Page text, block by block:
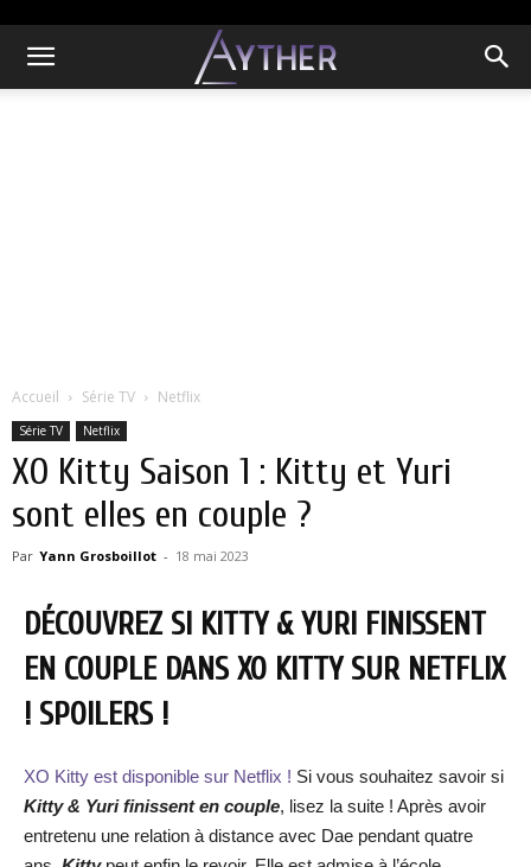
Accueil Série TV Netflix
Série TV Netflix
XO Kitty Saison 1 : Kitty et Yuri
sont elles en couple ?
Par Yann Grosboillot - 18 mai 2023
DÉCOUVREZ SI KITTY & YURI FINISSENT
EN COUPLE DANS XO KITTY SUR NETFLIX
! SPOILERS !
XO Kitty est disponible sur Netflix ! Si vous souhaitez savoir si
Kitty & Yuri finissent en couple, lisez la suite ! Après avoir
entretenu une relation à distance avec Dae pendant quatre